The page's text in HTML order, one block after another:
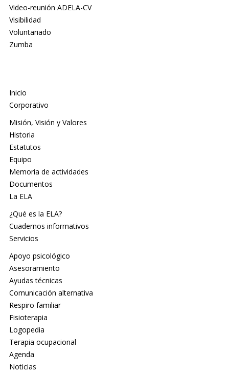
Video-reunión ADELA-CV
Visibilidad
Voluntariado
Zumba
Inicio
Corporativo
Misión, Visión y Valores
Historia
Estatutos
Equipo
Memoria de actividades
Documentos
La ELA
¿Qué es la ELA?
Cuadernos informativos
Servicios
Apoyo psicológico
Asesoramiento
Ayudas técnicas
Comunicación alternativa
Respiro familiar
Fisioterapia
Logopedia
Terapia ocupacional
Agenda
Noticias